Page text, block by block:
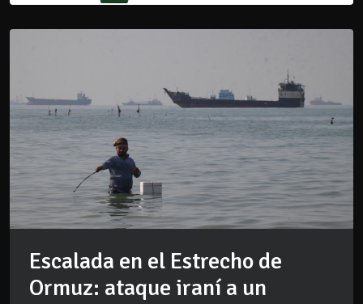
Escalada en el Estrecho de
Ormuz: ataque iraní a un